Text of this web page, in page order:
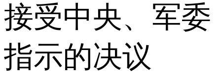
接受中央、军委
指示的决议